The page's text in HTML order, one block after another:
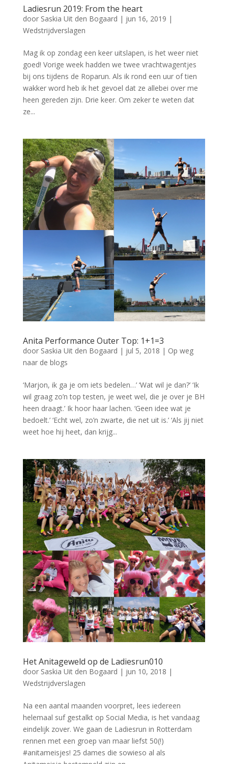
Ladiesrun 2019: From the heart
door Saskia Uit den Bogaard | jun 16, 2019 |
Wedstrijdverslagen
Mag ik op zondag een keer uitslapen, is het weer niet
goed! Vorige week hadden we twee vrachtwagentjes
bij ons tijdens de Roparun. Als ik rond een uur of tien
wakker word heb ik het gevoel dat ze allebei over me
heen gereden zijn. Drie keer. Om zeker te weten dat
ze...
Anita Performance Outer Top: 1+1=3
door Saskia Uit den Bogaard | jul 5, 2018 | Op weg
naar de blogs
‘Marjon, ik ga je om iets bedelen…’ ‘Wat wil je dan?’ ‘Ik
wil graag zo’n top testen, je weet wel, die je over je BH
heen draagt.’ Ik hoor haar lachen. ‘Geen idee wat je
bedoelt.’ ‘Echt wel, zo’n zwarte, die net uit is.’ ‘Als jij niet
weet hoe hij heet, dan krijg...
Het Anitageweld op de Ladiesrun010
door Saskia Uit den Bogaard | jun 10, 2018 |
Wedstrijdverslagen
Na een aantal maanden voorpret, lees iedereen
helemaal suf gestalkt op Social Media, is het vandaag
eindelijk zover. We gaan de Ladiesrun in Rotterdam
rennen met een groep van maar liefst 50(!)
#anitameisjes! 25 dames die sowieso al als